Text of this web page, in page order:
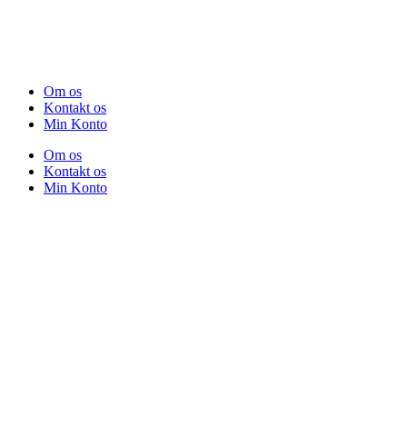
Om os
Kontakt os
Min Konto
Om os
Kontakt os
Min Konto